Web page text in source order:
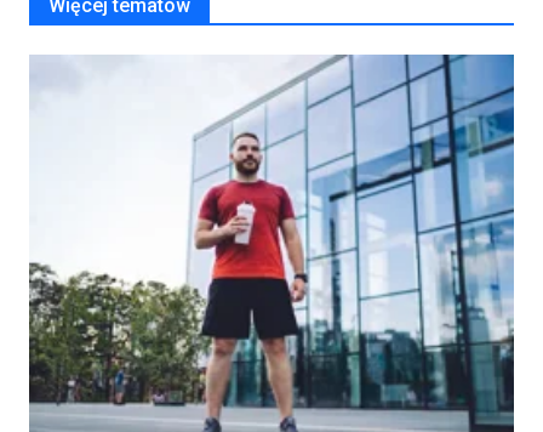
Więcej tematów